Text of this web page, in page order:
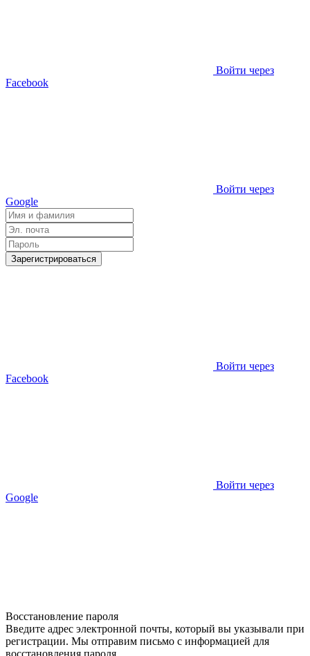
Войти через
Facebook
Войти через
Google
Зарегистрироваться
Войти через
Facebook
Войти через
Google
Восстановление пароля
Введите адрес электронной почты, который вы указывали при
регистрации. Мы отправим письмо с информацией для